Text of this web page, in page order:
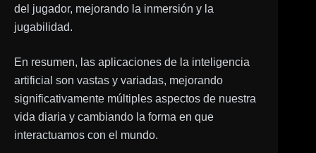
del jugador, mejorando la inmersión y la
jugabilidad.
En resumen, las aplicaciones de la inteligencia
artificial son vastas y variadas, mejorando
significativamente múltiples aspectos de nuestra
vida diaria y cambiando la forma en que
interactuamos con el mundo.